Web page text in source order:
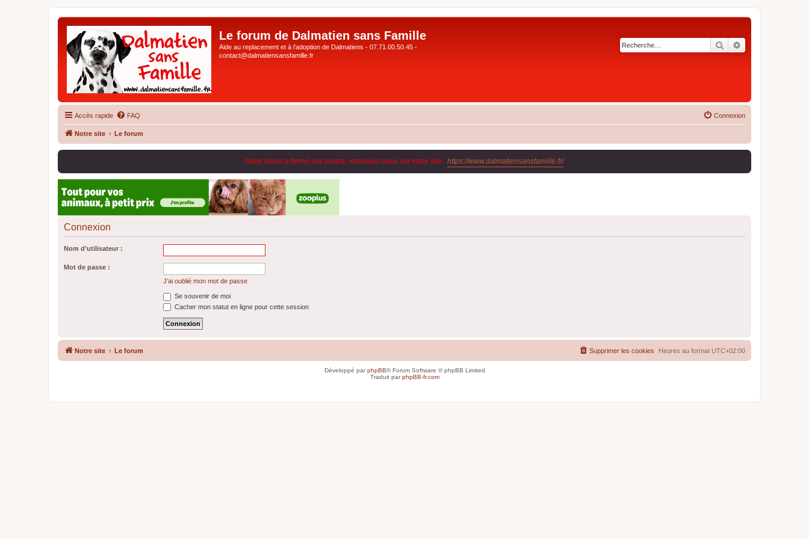
Le forum de Dalmatien sans Famille
Aide au replacement et à l'adoption de Dalmatiens - 07.71.00.50.45 -
contact@dalmatiensansfamille.fr
Rechercher
Accès rapide FAQ Connexion
Notre site Le forum
Notre forum a fermé ses portes, retrouvez-nous sur notre site : https://www.dalmatiensansfamille.fr/.
Connexion
Nom d’utilisateur :
Mot de passe :
J’ai oublié mon mot de passe
Se souvenir de moi
Cacher mon statut en ligne pour cette session
Notre site Le forum Heures au format UTC+02:00
Supprimer les cookies
Développé parphpBB® Forum Software © phpBB Limited
Traduit parphpBB-fr.com